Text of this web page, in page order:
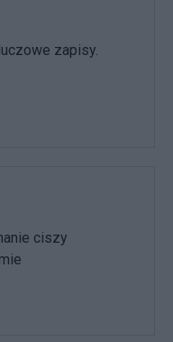
zapisy.
ciszy